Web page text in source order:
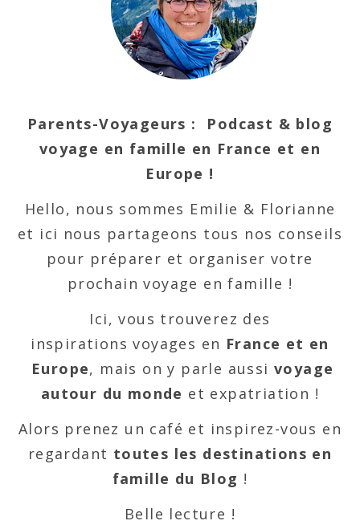
Parents-Voyageurs : Podcast & blog
voyage en famille en France et en
Europe !
Hello, nous sommes Emilie & Florianne
et ici nous partageons tous nos conseils
pour préparer et organiser votre
prochain voyage en famille !
Ici, vous trouverez des
inspirations voyages en France et en
Europe, mais on y parle aussi voyage
autour du monde et expatriation !
Alors prenez un café et inspirez-vous en
regardant toutes les destinations en
famille du Blog !
Belle lecture !